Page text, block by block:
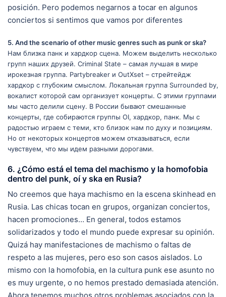
posición. Pero podemos negarnos a tocar en algunos
conciertos si sentimos que vamos por diferentes
5. And the scenario of other music genres such as punk or ska?
Нам близка панк и хардкор сцена. Можем выделить несколько
групп наших друзей. Criminal State – самая лучшая в мире
ирокезная группа. Partybreaker и OutXset – стрейтейдж
хардкор с глубоким смыслом. Локальная группа Surrounded by,
вокалист которой сам организует концерты. С этими группами
мы часто делили сцену. В России бывают смешанные
концерты, где собираются группы OI, хардкор, панк. Мы с
радостью играем с теми, кто близок нам по духу и позициям.
Но от некоторых концертов можем отказываться, если
чувствуем, что мы идем разными дорогами.
6. ¿Cómo está el tema del machismo y la homofobia
dentro del punk, oí y ska en Rusia?
No creemos que haya machismo en la escena skinhead en
Rusia. Las chicas tocan en grupos, organizan conciertos,
hacen promociones… En general, todos estamos
solidarizados y todo el mundo puede expresar su opinión.
Quizá hay manifestaciones de machismo o faltas de
respeto a las mujeres, pero eso son casos aislados. Lo
mismo con la homofobia, en la cultura punk ese asunto no
es muy urgente, o no hemos prestado demasiada atención.
Ahora tenemos muchos otros problemas asociados con la